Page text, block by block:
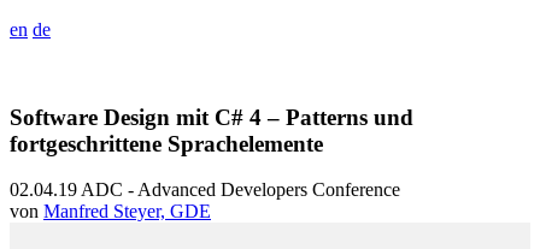
en de
Software Design mit C# 4 – Patterns und
fortgeschrittene Sprachelemente
02.04.19ADC - Advanced Developers Conference
von Manfred Steyer, GDE